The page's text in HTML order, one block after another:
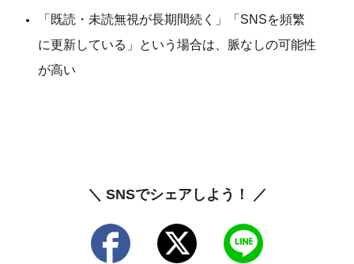
「既読・未読無視が長期間続く」「SNSを頻繁
に更新している」という場合は、脈なしの可能性
が高い
＼ SNSでシェアしよう！ ／